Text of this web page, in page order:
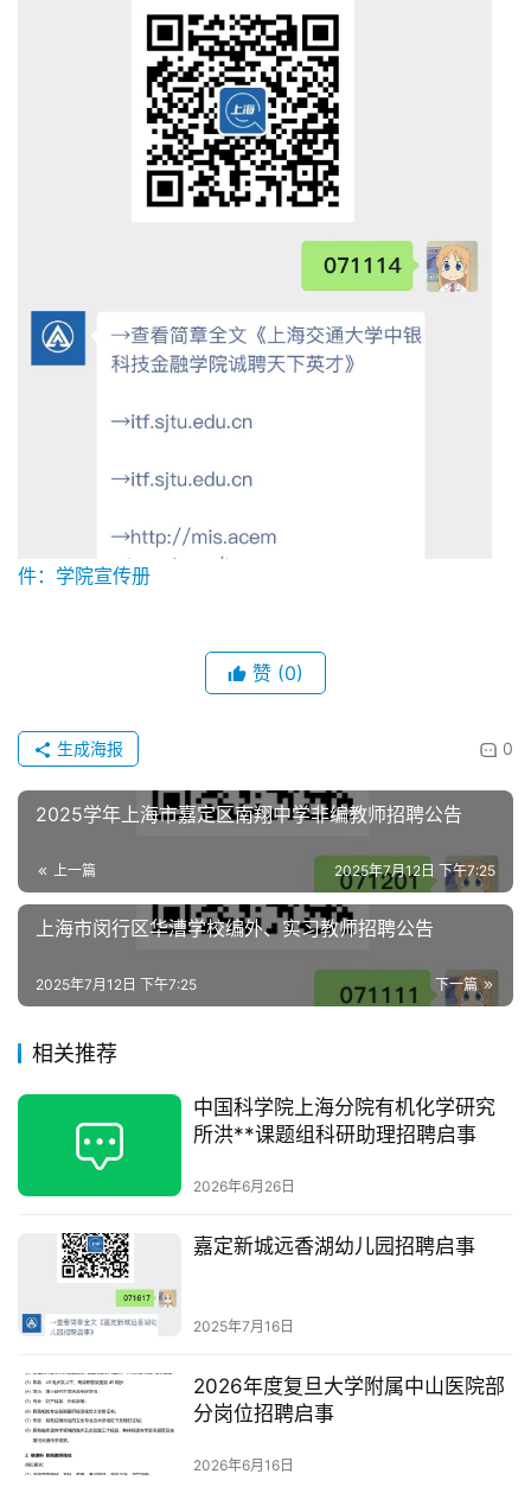
件：学院宣传册
赞 (0)
0
生成海报
2025学年上海市嘉定区南翔中学非编教师招聘公告
上一篇 2025年7月12日 下午7:25
上海市闵行区华漕学校编外、实习教师招聘公告
下一篇
2025年7月12日 下午7:25
相关推荐
中国科学院上海分院有机化学研究
所洪**课题组科研助理招聘启事
2026年6月26日
嘉定新城远香湖幼儿园招聘启事
2025年7月16日
2026年度复旦大学附属中山医院部
分岗位招聘启事
2026年6月16日